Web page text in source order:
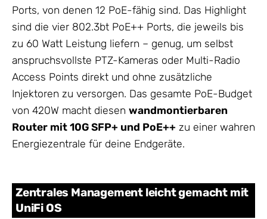
Ports, von denen 12 PoE-fähig sind. Das Highlight
sind die vier 802.3bt PoE++ Ports, die jeweils bis
zu 60 Watt Leistung liefern – genug, um selbst
anspruchsvollste PTZ-Kameras oder Multi-Radio
Access Points direkt und ohne zusätzliche
Injektoren zu versorgen. Das gesamte PoE-Budget
von 420W macht diesen wandmontierbaren
Router mit 10G SFP+ und PoE++ zu einer wahren
Energiezentrale für deine Endgeräte.
Zentrales Management leicht gemacht mit
UniFi OS